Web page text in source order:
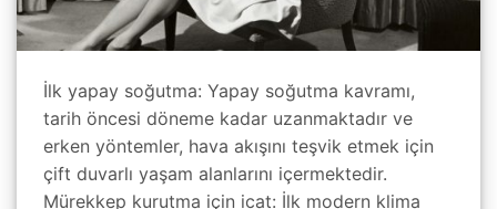
İlk yapay soğutma: Yapay soğutma kavramı,
tarih öncesi döneme kadar uzanmaktadır ve
erken yöntemler, hava akışını teşvik etmek için
çift duvarlı yaşam alanlarını içermektedir.
Mürekkep kurutma için icat: İlk modern klima